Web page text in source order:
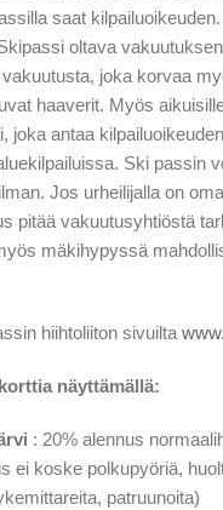
saat
oltava
vakuutusta, joka korvaa
haaverit. Myös
joka antaa
Ski passin
Jos urheilijalla on oma
pitää vakuutusyhtiöstä
mäkihypyssä
hiihtoliiton sivuilta
näyttämällä:
: 20% alennus
ei koske polkupyöriä,
patruunoita)